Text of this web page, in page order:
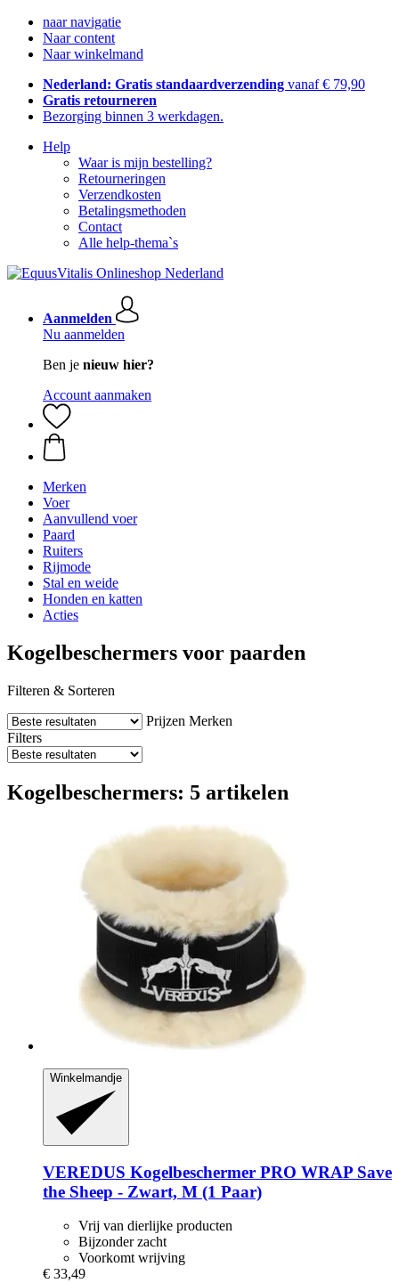
naar navigatie
Naar content
Naar winkelmand
Nederland: Gratis standaardverzending vanaf € 79,90
Gratis retourneren
Bezorging binnen 3 werkdagen.
Help
Waar is mijn bestelling?
Retourneringen
Verzendkosten
Betalingsmethoden
Contact
Alle help-thema`s
Aanmelden
Nu aanmelden
Ben je nieuw hier?
Account aanmaken
Merken
Voer
Aanvullend voer
Paard
Ruiters
Rijmode
Stal en weide
Honden en katten
Acties
Kogelbeschermers voor paarden
Filteren & Sorteren
Prijzen Merken
Filters
Kogelbeschermers: 5 artikelen
Winkelmandje
VEREDUS Kogelbeschermer PRO WRAP Save
the Sheep -​ Zwart, M (1 Paar)
Vrij van dierlijke producten
Bijzonder zacht
Voorkomt wrijving
€ 33,49